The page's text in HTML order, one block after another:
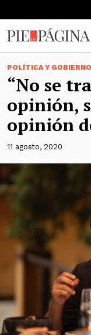
POLÍTICA Y GOBIERNO
“No se
opinión,
opinión
11 agosto, 2020